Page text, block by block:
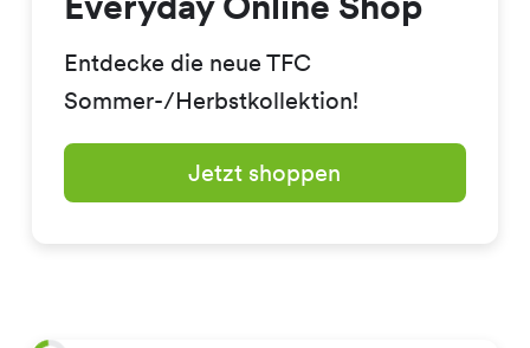
Entdecke die neue TFC
Sommer-/Herbstkollektion!
Jetzt shoppen